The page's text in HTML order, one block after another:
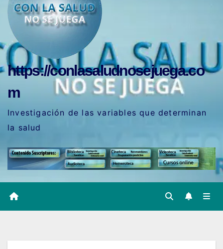
https://conlasaludnosejuega.co
m
Investigación de las variables que determinan
la salud